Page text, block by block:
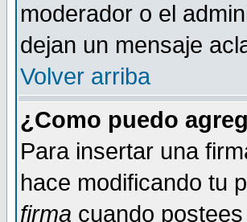
moderador o el
dejan un mensaje
Volver arriba
¿Como puedo
Para insertar una
hace modificando tu
firma cuando